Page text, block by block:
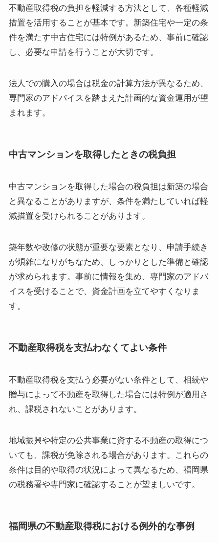
不動産取得税の負担を軽減する方法として、各種軽減
措置を活用することが基本です。新築住宅や一定の条
件を満たす中古住宅には特例があるため、事前に確認
し、必要な申請を行うことが大切です。
法人での購入の場合は税金の計算方法が異なるため、
専門家のアドバイスを踏まえた計画的な資金運用が望
まれます。
中古マンションを取得したときの税負担
中古マンションを取得した場合の税負担は新築の場合
と異なることがありますが、条件を満たしていれば軽
減措置を受けられることがあります。
築年数や改修の状態が重要な要素となり、申請手続き
が煩雑になりがちなため、しっかりとした準備と確認
が求められます。事前に情報を集め、専門家のアドバ
イスを受けることで、資金計画を立てやすくなりま
す。
不動産取得税を支払わなくてよい条件
不動産取得税を支払う必要がない条件として、相続や
贈与によって不動産を取得した場合には特例が適用さ
れ、課税されないことがあります。
地域振興や特定の公共事業に資する不動産の取得につ
いても、課税が免除される場合があります。これらの
条件は目的や取得の状況によって異なるため、福岡県
の税務署や専門家に確認することが望ましいです。
福岡県の不動産取得税における例外的な事例